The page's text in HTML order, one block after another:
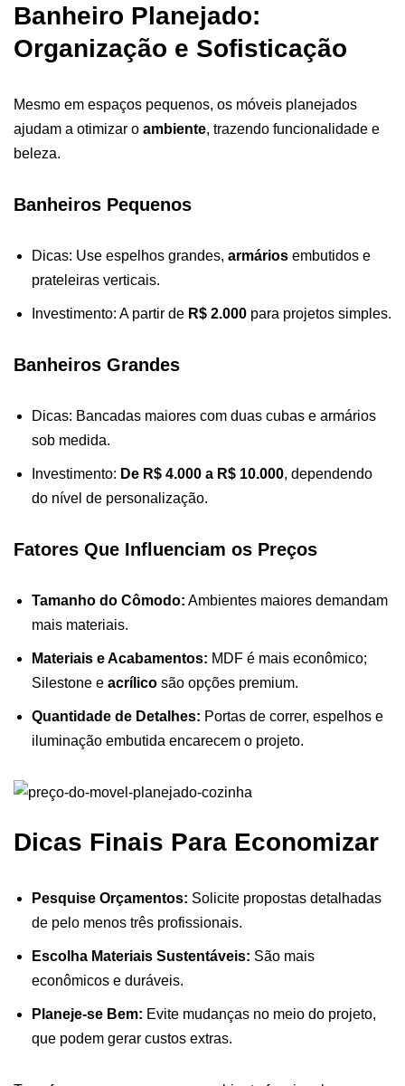
Banheiro Planejado:
Organização e Sofisticação
Mesmo em espaços pequenos, os móveis planejados
ajudam a otimizar o ambiente, trazendo funcionalidade e
beleza.
Banheiros Pequenos
Dicas: Use espelhos grandes, armários embutidos e
prateleiras verticais.
Investimento: A partir de R$ 2.000 para projetos simples.
Banheiros Grandes
Dicas: Bancadas maiores com duas cubas e armários
sob medida.
Investimento: De R$ 4.000 a R$ 10.000, dependendo
do nível de personalização.
Fatores Que Influenciam os Preços
Tamanho do Cômodo: Ambientes maiores demandam
mais materiais.
Materiais e Acabamentos: MDF é mais econômico;
Silestone e acrílico são opções premium.
Quantidade de Detalhes: Portas de correr, espelhos e
iluminação embutida encarecem o projeto.
Dicas Finais Para Economizar
Pesquise Orçamentos: Solicite propostas detalhadas
de pelo menos três profissionais.
Escolha Materiais Sustentáveis: São mais
econômicos e duráveis.
Planeje-se Bem: Evite mudanças no meio do projeto,
que podem gerar custos extras.